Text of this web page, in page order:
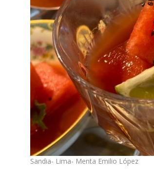
Sandia- Lima- Menta Emilio López